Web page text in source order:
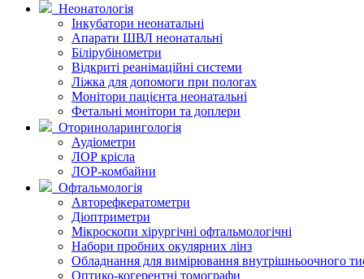
Неонатологія
Інкубатори неонатальні
Апарати ШВЛ неонатальні
Білірубінометри
Відкриті реанімаційні системи
Ліжка для допомоги при пологах
Монітори пацієнта неонатальні
Фетальні монітори та доплери
Оториноларингологія
Аудіометри
ЛОР крісла
ЛОР-комбайни
Офтальмологія
Авторефкератометри
Діоптриметри
Мікроскопи хірургічні офтальмологічні
Набори пробних окулярних лінз
Обладнання для вимірювання внутрішньоочного
Оптико-когерентні томографи